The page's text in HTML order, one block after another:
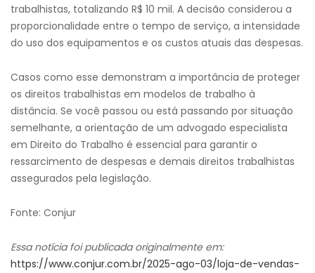
trabalhistas, totalizando R$ 10 mil. A decisão considerou a
proporcionalidade entre o tempo de serviço, a intensidade
do uso dos equipamentos e os custos atuais das despesas.
Casos como esse demonstram a importância de proteger
os direitos trabalhistas em modelos de trabalho à
distância. Se você passou ou está passando por situação
semelhante, a orientação de um advogado especialista
em Direito do Trabalho é essencial para garantir o
ressarcimento de despesas e demais direitos trabalhistas
assegurados pela legislação.
Fonte: Conjur
Essa notícia foi publicada originalmente em:
https://www.conjur.com.br/2025-ago-03/loja-de-vendas-